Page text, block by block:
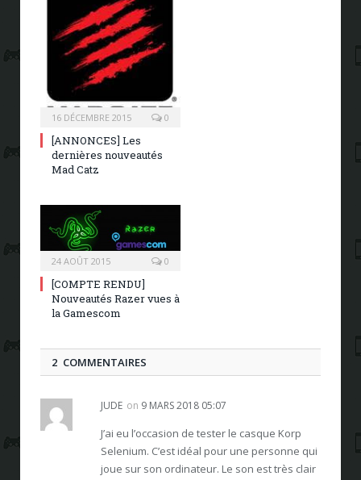
16 DÉCEMBRE 2015 0
[ANNONCES] Les
dernières nouveautés
Mad Catz
24 AOÛT 2015 0
[COMPTE RENDU]
Nouveautés Razer vues à
la Gamescom
2 COMMENTAIRES
JUDE on 9 MARS 2018 05:07
J’ai eu l’occasion de tester le casque Korp
Selenium. C’est idéal pour une personne qui
joue sur son ordinateur. Le son est très clair